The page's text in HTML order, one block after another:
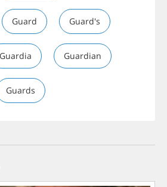
Guard Guard's
Guardia Guardian
Guards